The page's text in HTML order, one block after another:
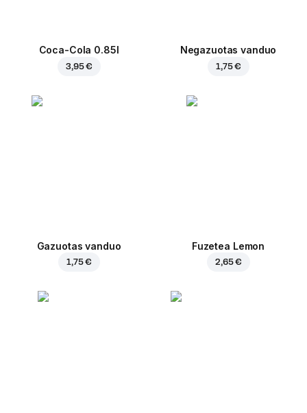
Coca-Cola 0.85l
3,95 €
Negazuotas vanduo
1,75 €
Gazuotas vanduo
1,75 €
Fuzetea Lemon
2,65 €